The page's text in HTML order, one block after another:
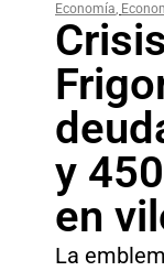
Economía,
y
en
La